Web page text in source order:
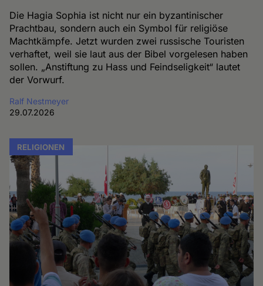
Die Hagia Sophia ist nicht nur ein byzantinischer
Prachtbau, sondern auch ein Symbol für religiöse
Machtkämpfe. Jetzt wurden zwei russische Touristen
verhaftet, weil sie laut aus der Bibel vorgelesen haben
sollen. „Anstiftung zu Hass und Feindseligkeit“ lautet
der Vorwurf.
Ralf Nestmeyer
29.07.2026
RELIGIONEN